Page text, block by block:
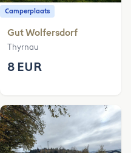
Camperplaats
Gut Wolfersdorf
Thyrnau
8 EUR